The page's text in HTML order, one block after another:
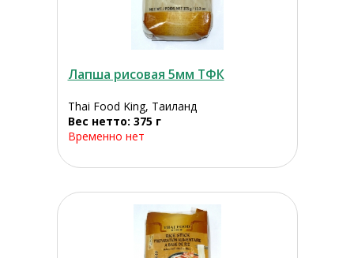
Лапша рисовая 5мм ТФК
Thai Food King, Таиланд
Вес нетто: 375 г
Временно нет